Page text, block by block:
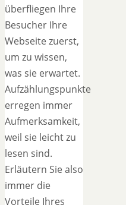
überfliegen Ihre
Besucher Ihre
Webseite zuerst,
um zu wissen,
was sie erwartet.
Aufzählungspunkte
erregen immer
Aufmerksamkeit,
weil sie leicht zu
lesen sind.
Erläutern Sie also
immer die
Vorteile Ihres